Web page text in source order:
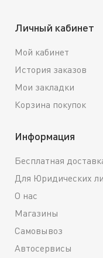
Личный кабинет
Мой кабинет
История заказов
Мои закладки
Корзина покупок
Информация
Бесплатная
Для Юридических
О нас
Магазины
Самовывоз
Автосервисы